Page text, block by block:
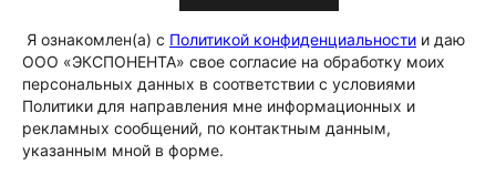
Я ознакомлен(а) с Политикой конфиденциальности и даю
ООО «ЭКСПОНЕНТА» свое согласие на обработку моих
персональных данных в соответствии с условиями
Политики для направления мне информационных и
рекламных сообщений, по контактным данным,
указанным мной в форме.